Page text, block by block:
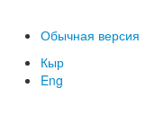
Обычная версия
Кыр
Eng